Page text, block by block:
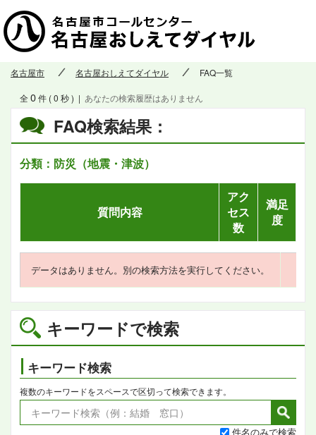
名古屋市 名古屋おしえてダイヤル FAQ一覧
キーワードで検索
キーワード検索
複数のキーワードをスペースで区切って検索できます。
件名のみで検索
FAQ検索結果：
分類：防災（地震・津波）
全0件 ( 0 秒 ) | あなたの検索履歴はありません
質問内容
アク
セス
数
満足
度
データはありません。別の検索方法を実行してください。